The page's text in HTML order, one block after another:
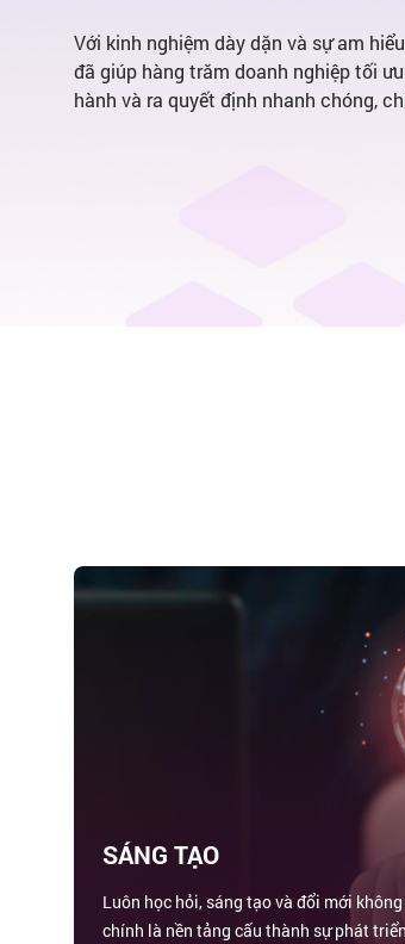
Với kinh nghiệm dày dặn và sự am
đã giúp hàng trăm doanh nghiệp tối
hành và ra quyết định nhanh chóng,
SÁNG TẠO
Luôn học hỏi, sáng tạo và đổi mới
chính là nền tảng cấu thành sự phát